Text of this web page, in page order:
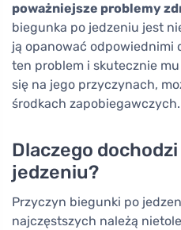
poważniejsze problemy
biegunka po jedzeniu jest
ją opanować odpowiednimi
ten problem i skutecznie
się na jego przyczynach,
środkach zapobiegawczych.
Dlaczego
jedzeniu?
Przyczyn biegunki po
najczęstszych należą